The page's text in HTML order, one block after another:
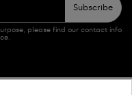
Subscribe
please find our contact info